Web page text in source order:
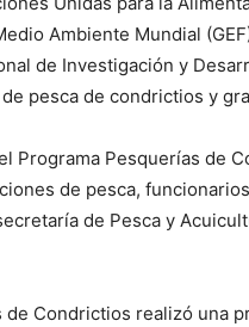
Ambiente Mundial
de Investigación y
pesca de condrictios y
Programa Pesquerías de
de pesca,
de Pesca y
Condrictios realizó una